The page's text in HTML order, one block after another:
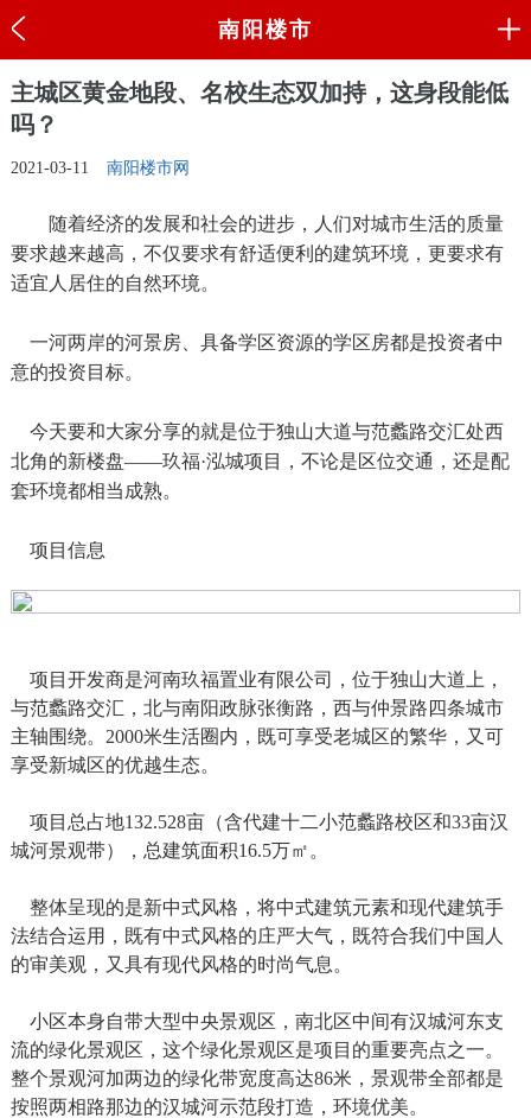
南阳楼市
主城区黄金地段、名校生态双加持，这身段能低
吗？
2021-03-11 南阳楼市网
随着经济的发展和社会的进步，人们对城市生活的质量
要求越来越高，不仅要求有舒适便利的建筑环境，更要求有
适宜人居住的自然环境。
一河两岸的河景房、具备学区资源的学区房都是投资者中
意的投资目标。
今天要和大家分享的就是位于独山大道与范蠡路交汇处西
北角的新楼盘——玖福·泓城项目，不论是区位交通，还是配
套环境都相当成熟。
项目信息
项目开发商是河南玖福置业有限公司，位于独山大道上，
与范蠡路交汇，北与南阳政脉张衡路，西与仲景路四条城市
主轴围绕。2000米生活圈内，既可享受老城区的繁华，又可
享受新城区的优越生态。
项目总占地132.528亩（含代建十二小范蠡路校区和33亩汉
城河景观带），总建筑面积16.5万㎡。
整体呈现的是新中式风格，将中式建筑元素和现代建筑手
法结合运用，既有中式风格的庄严大气，既符合我们中国人
的审美观，又具有现代风格的时尚气息。
小区本身自带大型中央景观区，南北区中间有汉城河东支
流的绿化景观区，这个绿化景观区是项目的重要亮点之一。
整个景观河加两边的绿化带宽度高达86米，景观带全部都是
按照两相路那边的汉城河示范段打造，环境优美。